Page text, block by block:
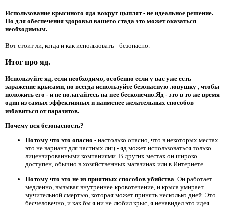
Использование крысиного яда вокруг цыплят - не идеальное решение.
Но для обеспечения здоровья вашего стада это может оказаться
необходимым.
Вот стоит ли, когда и как использовать - безопасно.
Итог про яд.
Используйте яд, если необходимо, особенно если у вас уже есть
заражение крысами, но всегда используйте безопасную ловушку , чтобы
положить его - и не полагайтесь на нее бесконечно.Яд - это в то же время
один из самых эффективных и наименее желательных способов
избавиться от паразитов.
Почему вся безопасность?
Потому что это опасно - настолько опасно, что в некоторых местах
это не вариант для частных лиц - яд может использоваться только
лицензированными компаниями. В других местах он широко
доступен, обычно в хозяйственных магазинах или в Интернете.
Потому что это не из приятных способов убийства .Он работает
медленно, вызывая внутреннее кровотечение, и крыса умирает
мучительной смертью, которая может принять несколько дней. Это
бесчеловечно, и как бы я ни не любил крыс, я ненавидел это идея.